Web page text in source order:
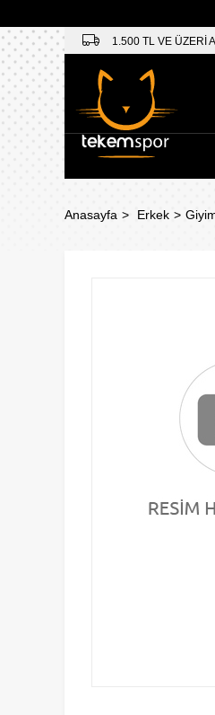
1.500 TL VE ÜZERİ
Anasayfa Erkek